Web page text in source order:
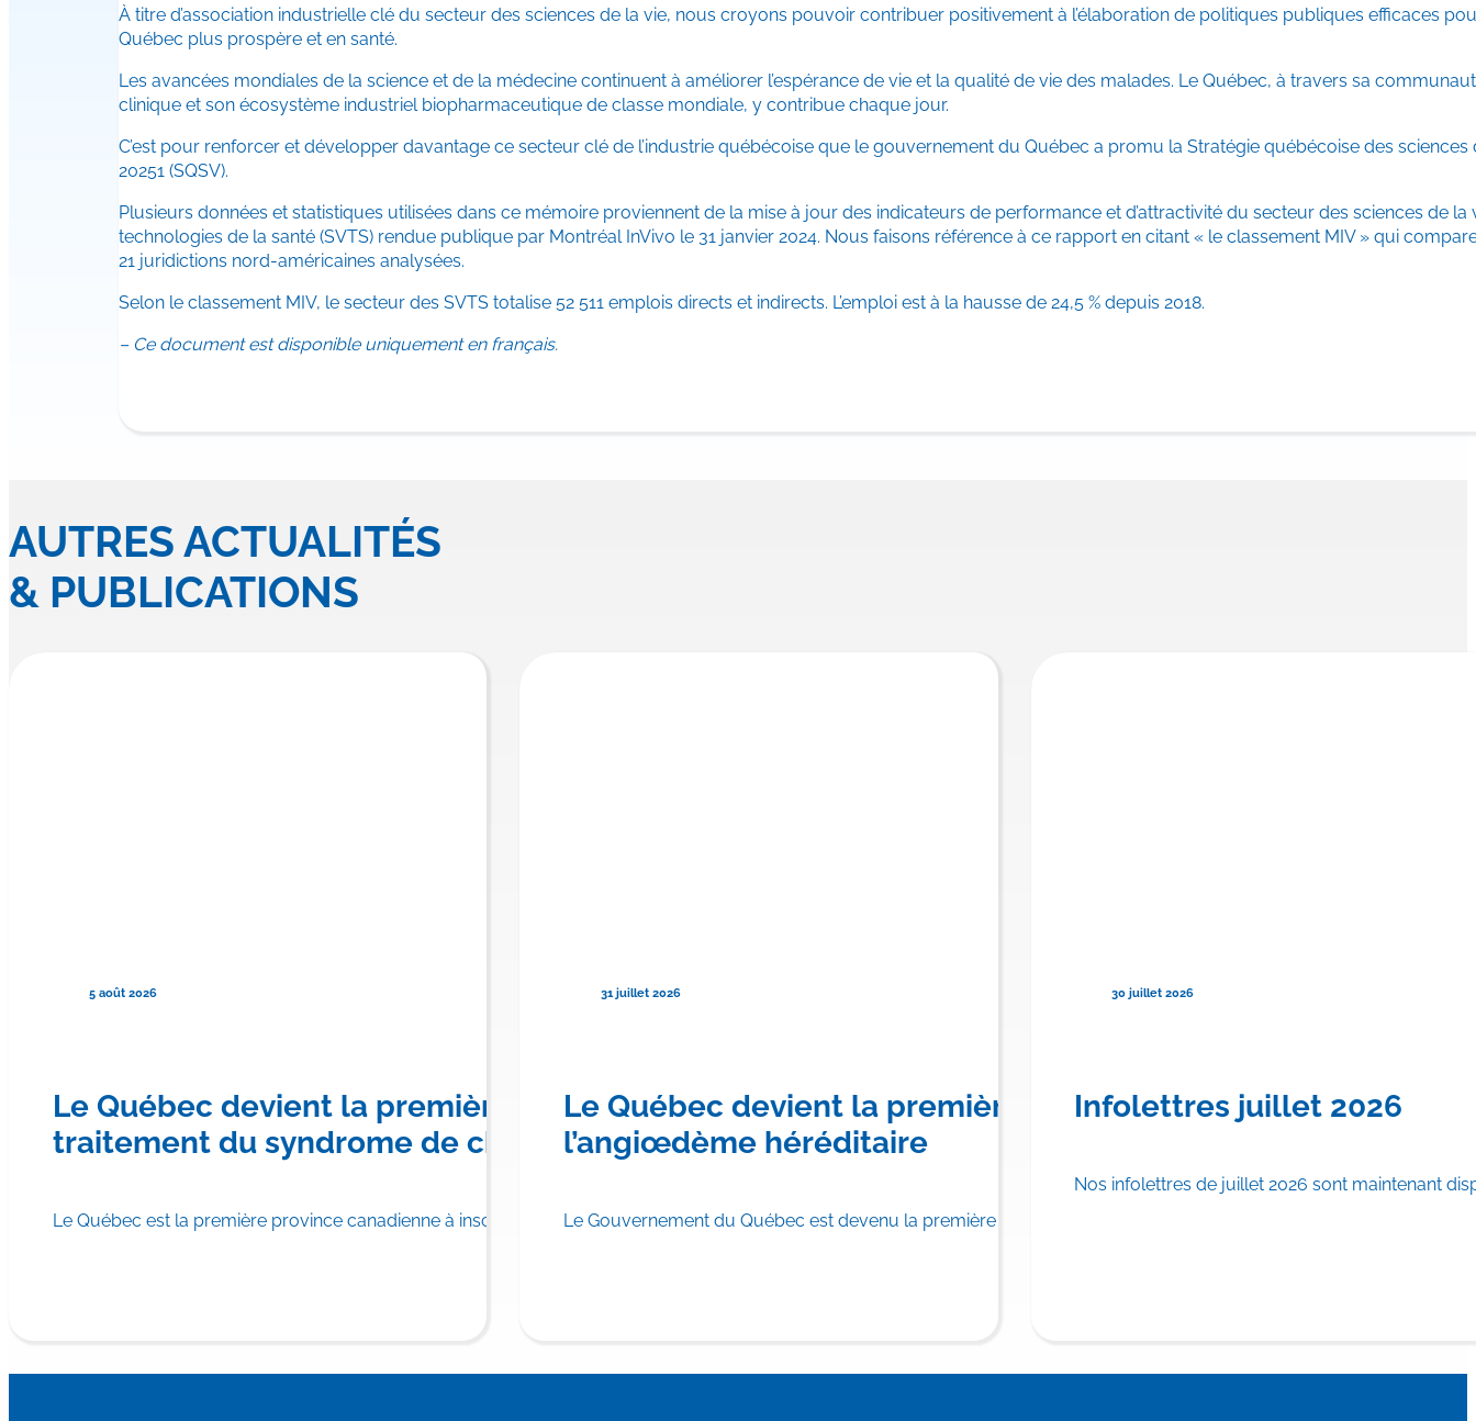
À titre d’association industrielle clé du secteur des sciences de la vie, nous croyons pouvoir contribuer positivement à l’élaboration de politiques publiques efficaces
Québec plus prospère et en santé.
Les avancées mondiales de la science et de la médecine continuent à améliorer l’espérance de vie et la qualité de vie des malades. Le Québec, à travers sa
clinique et son écosystème industriel biopharmaceutique de classe mondiale, y contribue chaque jour.
C’est pour renforcer et développer davantage ce secteur clé de l’industrie québécoise que le gouvernement du Québec a promu la Stratégie québécoise des sciences
20251 (SQSV).
Plusieurs données et statistiques utilisées dans ce mémoire proviennent de la mise à jour des indicateurs de performance et d’attractivité du secteur des sciences de la
technologies de la santé (SVTS) rendue publique par Montréal InVivo le 31 janvier 2024. Nous faisons référence à ce rapport en citant « le classement MIV » qui
21 juridictions nord-américaines analysées.
Selon le classement MIV, le secteur des SVTS totalise 52 511 emplois directs et indirects. L’emploi est à la hausse de 24,5 % depuis 2018.
– Ce document est disponible uniquement en français.
AUTRES ACTUALITÉS
& PUBLICATIONS
5 août 2026
Le Québec devient la première province canadienne à rembourser TRYNGOLZA® pour le
traitement du syndrome de chylomicronémie familiale
Le Québec est la première province canadienne à inscrire TRYNGOLZA® (olézarsen) aux Listes des médicaments du régime public d’assurance médicaments.
31 juillet 2026
Le Québec devient la première province canadienne à offrir
l’angiœdème héréditaire
Le Gouvernement du Québec est devenu la première province canadienne à inscrire…
30 juillet 2026
Infolettres juillet 2026
Nos infolettres de juillet 2026 sont maintenant